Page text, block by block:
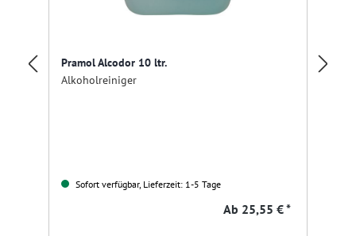
Pramol Alcodor 10 ltr.
Alkoholreiniger
Sofort verfügbar, Lieferzeit: 1-5 Tage
Ab 25,55 € *